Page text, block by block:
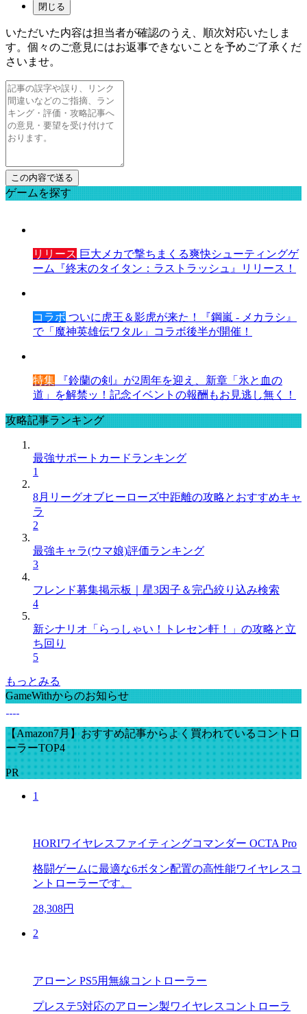
閉じる
いただいた内容は担当者が確認のうえ、順次対応いたしま
す。個々のご意見にはお返事できないことを予めご了承くだ
さいませ。
ゲームを探す
リリース 巨大メカで撃ちまくる爽快シューティングゲ
ーム『終末のタイタン：ラストラッシュ』リリース！
コラボ ついに虎王＆影虎が来た！『鋼嵐 - メカラシ』
で「魔神英雄伝ワタル」コラボ後半が開催！
特集 『鈴蘭の剣』が2周年を迎え、新章「氷と血の
道」を解禁ッ！記念イベントの報酬もお見逃し無く！
攻略記事ランキング
最強サポートカードランキング
1
8月リーグオブヒーローズ中距離の攻略とおすすめキャ
ラ
2
最強キャラ(ウマ娘)評価ランキング
3
フレンド募集掲示板｜星3因子＆完凸絞り込み検索
4
新シナリオ「らっしゃい！トレセン軒！」の攻略と立
ち回り
5
もっとみる
GameWithからのお知らせ
【Amazon7月】おすすめ記事からよく買われているコントロ
ーラーTOP4
PR
1
HORIワイヤレスファイティングコマンダー OCTA Pro
格闘ゲームに最適な6ボタン配置の高性能ワイヤレスコ
ントローラーです。
28,308円
2
アローン PS5用無線コントローラー
プレステ5対応のアローン製ワイヤレスコントローラ